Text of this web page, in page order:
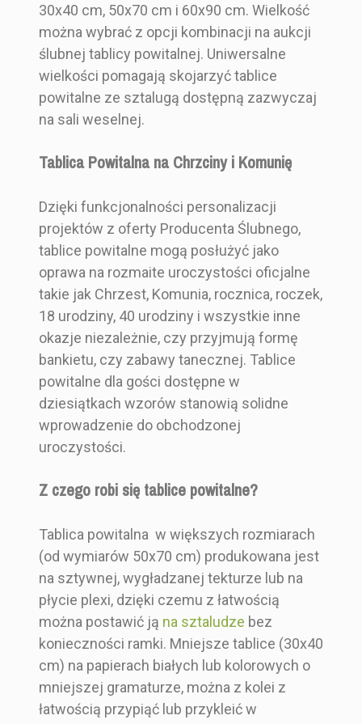
30x40 cm, 50x70 cm i 60x90 cm. Wielkość
można wybrać z opcji kombinacji na aukcji
ślubnej tablicy powitalnej. Uniwersalne
wielkości pomagają skojarzyć tablice
powitalne ze sztalugą dostępną zazwyczaj
na sali weselnej.
Tablica Powitalna na Chrzciny i Komunię
Dzięki funkcjonalności personalizacji
projektów z oferty Producenta Ślubnego,
tablice powitalne mogą posłużyć jako
oprawa na rozmaite uroczystości oficjalne
takie jak Chrzest, Komunia, rocznica, roczek,
18 urodziny, 40 urodziny i wszystkie inne
okazje niezależnie, czy przyjmują formę
bankietu, czy zabawy tanecznej. Tablice
powitalne dla gości dostępne w
dziesiątkach wzorów stanowią solidne
wprowadzenie do obchodzonej
uroczystości.
Z czego robi się tablice powitalne?
Tablica powitalna w większych rozmiarach
(od wymiarów 50x70 cm) produkowana jest
na sztywnej, wygładzanej tekturze lub na
płycie plexi, dzięki czemu z łatwością
można postawić ją na sztaludze bez
konieczności ramki. Mniejsze tablice (30x40
cm) na papierach białych lub kolorowych o
mniejszej gramaturze, można z kolei z
łatwością przypiąć lub przykleić w